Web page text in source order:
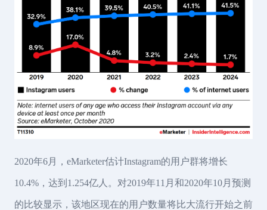
2020年6月，eMarketer估计Instagram的用户群将增长
10.4%，达到1.254亿人。对2019年11月和2020年10月预测
的比较显示，该地区现在的用户数量将比大流行开始之前